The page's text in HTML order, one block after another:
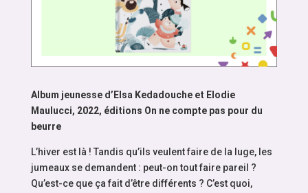
Album jeunesse d’Elsa Kedadouche et Elodie
Maulucci, 2022, éditions On ne compte pas pour du
beurre
L’hiver est là ! Tandis qu’ils veulent faire de la luge, les
jumeaux se demandent : peut-on tout faire pareil ?
Qu’est-ce que ça fait d’être différents ? C’est quoi,